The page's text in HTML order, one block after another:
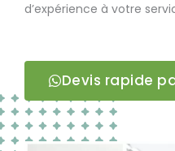
d’expérience à votre
Devis rapide